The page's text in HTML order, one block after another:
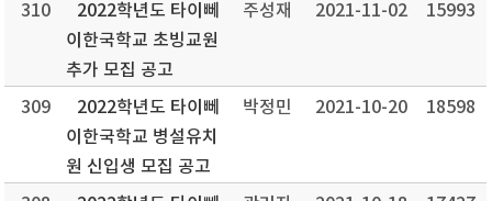
310
2022학년도 타이뻬
이한국학교 초빙교원
추가 모집 공고
주성재 2021-11-02 15993
309
2022학년도 타이뻬
이한국학교 병설유치
원 신입생 모집 공고
박정민 2021-10-20 18598